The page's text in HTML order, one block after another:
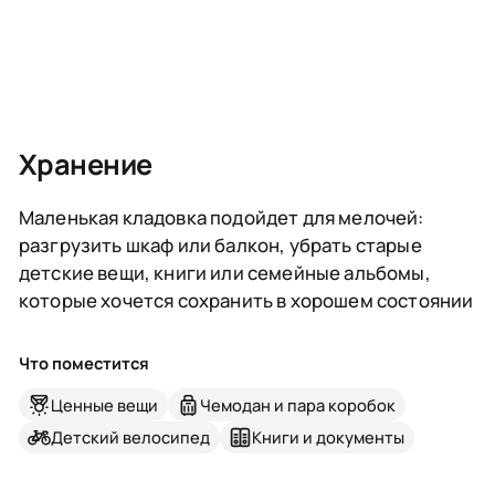
Хранение
Маленькая кладовка подойдет для мелочей:
разгрузить шкаф или балкон, убрать старые
детские вещи, книги или семейные альбомы,
которые хочется сохранить в хорошем состоянии
Что поместится
Ценные вещи
Чемодан и пара коробок
Детский велосипед
Книги и документы